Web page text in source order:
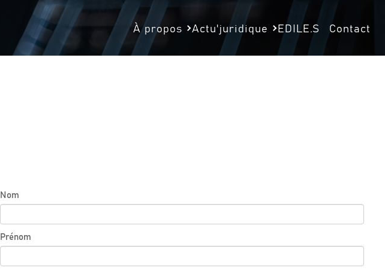
À propos Actu'juridique EDILE.S Contact
Nom
Prénom